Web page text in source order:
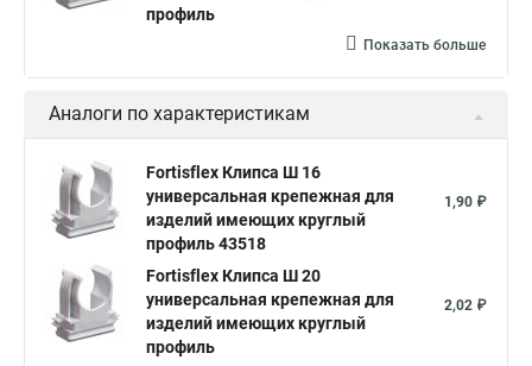
профиль
Показать больше
Аналоги по характеристикам
Fortisflex Клипса Ш 16
универсальная крепежная для
изделий имеющих круглый
профиль 43518
1,90 ₽
Fortisflex Клипса Ш 20
универсальная крепежная для
изделий имеющих круглый
профиль
2,02 ₽